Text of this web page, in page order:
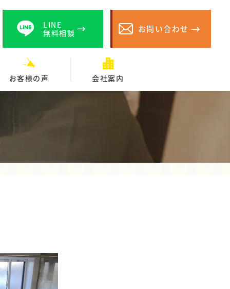
LINE
無料相談
お問い合わせ
お客様の声 会社案内